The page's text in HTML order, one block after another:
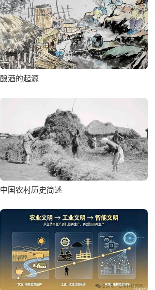
酿酒的起源
中国农村历史简述